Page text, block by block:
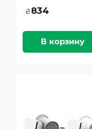
₴834
В корзину